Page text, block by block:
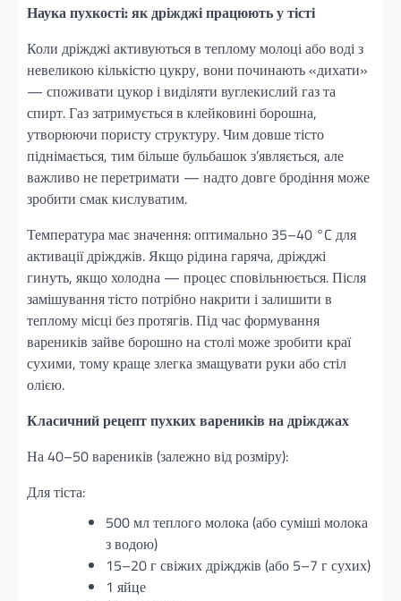
Наука пухкості: як дріжджі працюють у тісті
Коли дріжджі активуються в теплому молоці або воді з
невеликою кількістю цукру, вони починають «дихати»
— споживати цукор і виділяти вуглекислий газ та
спирт. Газ затримується в клейковині борошна,
утворюючи пористу структуру. Чим довше тісто
піднімається, тим більше бульбашок з’являється, але
важливо не перетримати — надто довге бродіння може
зробити смак кислуватим.
Температура має значення: оптимально 35–40 °C для
активації дріжджів. Якщо рідина гаряча, дріжджі
гинуть, якщо холодна — процес сповільнюється. Після
замішування тісто потрібно накрити і залишити в
теплому місці без протягів. Під час формування
вареників зайве борошно на столі може зробити краї
сухими, тому краще злегка змащувати руки або стіл
олією.
Класичний рецепт пухких вареників на дріжджах
На 40–50 вареників (залежно від розміру):
Для тіста:
500 мл теплого молока (або суміші молока
з водою)
15–20 г свіжих дріжджів (або 5–7 г сухих)
1 яйце